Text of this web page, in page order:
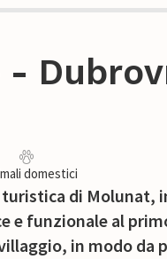
domestici
di Molunat,
e funzionale al
in modo da